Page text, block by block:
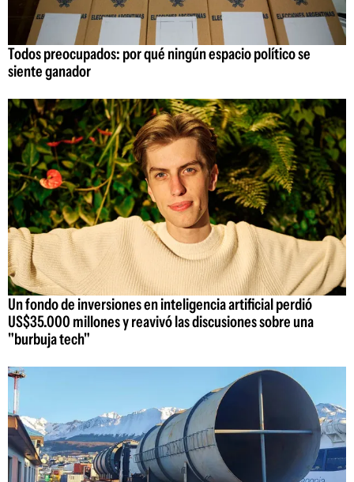
Todos preocupados: por qué ningún espacio político se
siente ganador
Un fondo de inversiones en inteligencia artificial perdió
US$35.000 millones y reavivó las discusiones sobre una
"burbuja tech"